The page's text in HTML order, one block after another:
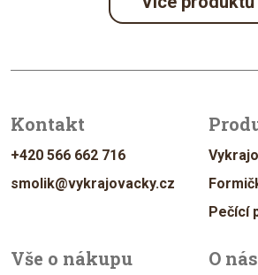
Kontakt
+420 566 662 716
smolik@vykrajovacky.cz
Pečící
Vše o nákupu O nás